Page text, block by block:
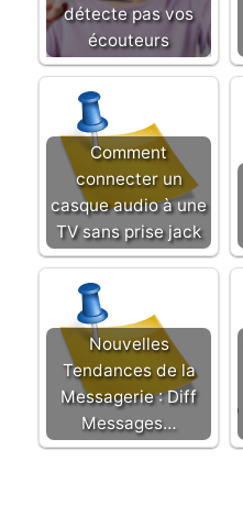
détecte pas vos
écouteurs
Comment
connecter un
casque audio à une
TV sans prise jack
Nouvelles
Tendances de la
Messagerie : Diff
Messages…